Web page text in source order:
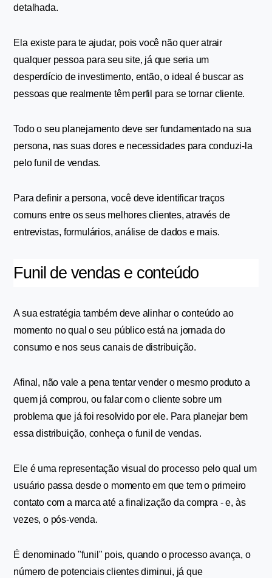
detalhada.
Ela existe para te ajudar, pois você não quer atrair
qualquer pessoa para seu site, já que seria um
desperdício de investimento, então, o ideal é buscar as
pessoas que realmente têm perfil para se tornar cliente.
Todo o seu planejamento deve ser fundamentado na sua
persona, nas suas dores e necessidades para conduzi-la
pelo funil de vendas.
Para definir a persona, você deve identificar traços
comuns entre os seus melhores clientes, através de
entrevistas, formulários, análise de dados e mais.
Funil de vendas e conteúdo
A sua estratégia também deve alinhar o conteúdo ao
momento no qual o seu público está na jornada do
consumo e nos seus canais de distribuição.
Afinal, não vale a pena tentar vender o mesmo produto a
quem já comprou, ou falar com o cliente sobre um
problema que já foi resolvido por ele. Para planejar bem
essa distribuição, conheça o funil de vendas.
Ele é uma representação visual do processo pelo qual um
usuário passa desde o momento em que tem o primeiro
contato com a marca até a finalização da compra - e, às
vezes, o pós-venda.
É denominado "funil" pois, quando o processo avança, o
número de potenciais clientes diminui, já que